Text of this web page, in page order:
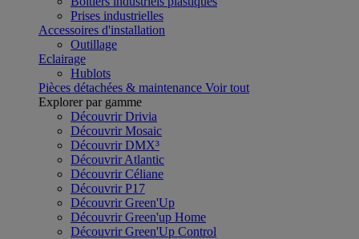
Prises industrielles
Accessoires d'installation
Outillage
Eclairage
Hublots
Pièces détachées & maintenance Voir tout
Explorer par gamme
Découvrir Drivia
Découvrir Mosaic
Découvrir DMX³
Découvrir Atlantic
Découvrir Céliane
Découvrir P17
Découvrir Green'Up
Découvrir Green'up Home
Découvrir Green'Up Control